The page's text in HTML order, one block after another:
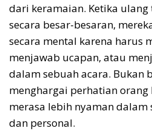
dari keramaian. Ketika
secara besar-besaran,
secara mental karena harus
menjawab ucapan, atau
dalam sebuah acara. Bukan
menghargai perhatian orang
merasa lebih nyaman dalam
dan personal.